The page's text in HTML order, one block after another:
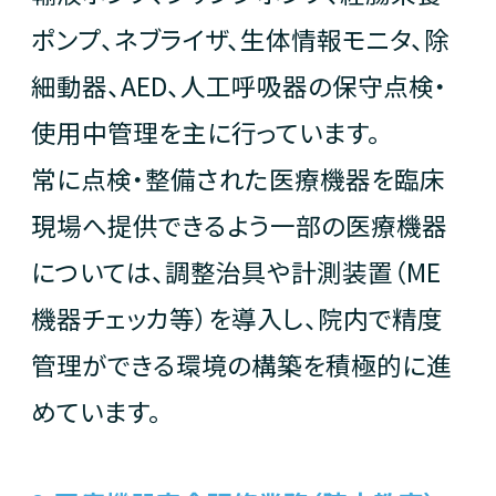
ポンプ、ネブライザ、生体情報モニタ、除
細動器、AED、人工呼吸器の保守点検・
使用中管理を主に行っています。
常に点検・整備された医療機器を臨床
現場へ提供できるよう一部の医療機器
については、調整治具や計測装置（ME
機器チェッカ等）を導入し、院内で精度
管理ができる環境の構築を積極的に進
めています。